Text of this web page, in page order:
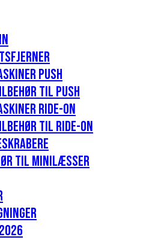
Push
til push
Ride-on
til Ride-on
til minilæsser